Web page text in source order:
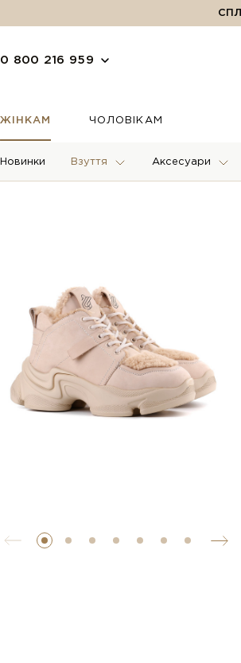
0 800 216 959
ЖІНКАМ ЧОЛОВІКАМ
Новинки Взуття Аксесуари